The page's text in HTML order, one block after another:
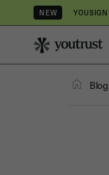
NEW
Blog